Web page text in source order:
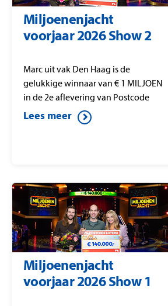
Miljoenenjacht
voorjaar 2026 Show 2
Marc uit vak Den Haag is de
gelukkige winnaar van € 1 MILJOEN
in de 2e aflevering van Postcode
Loterij Miljoenenjacht. Marc speelt
alle kandidaten weg en wint dit
Lees meer
Miljoenenjacht
voorjaar 2026 Show 1